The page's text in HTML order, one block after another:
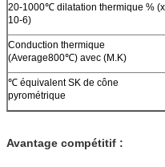
20-1000℃ dilatation thermique % (x
10-6)
Conduction thermique
(Average800℃) avec (M.K)
℃ équivalent SK de cône
pyrométrique
Avantage compétitif :